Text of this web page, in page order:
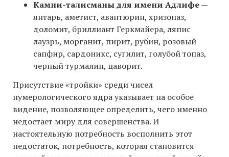
Камни-талисманы для имени Адлифе—
янтарь, аметист, авантюрин, хризопаз,
доломит, бриллиант Геркмайера, ляпис
лаузрь, морганит, пирит, рубин, розовый
сапфир, сардоникс, сугилит, голубой топаз,
черный турмалин, цаворит.
Присутствие «тройки» среди чисел
нумерологического ядра указывает на особое
видение, позволяющее определить, чего именно
недостает миру для совершенства. И
настоятельную потребность восполнить этот
недостаток, потребность, которая становится